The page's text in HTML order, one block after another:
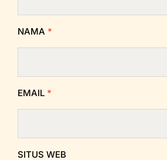
NAMA *
EMAIL *
SITUS WEB